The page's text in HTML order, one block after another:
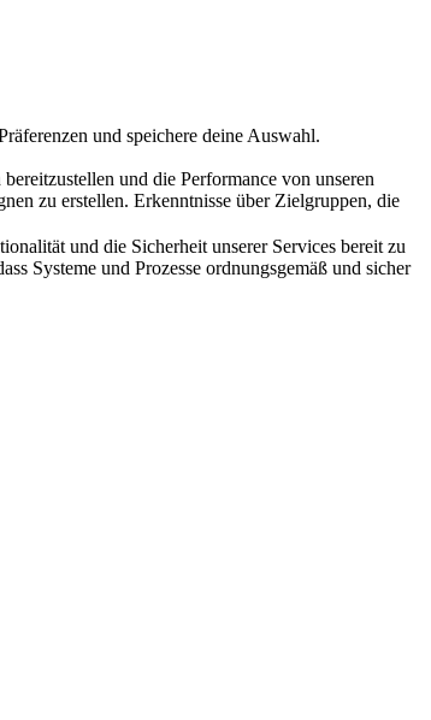
und speichere deine Auswahl.
und die Performance von unseren
zu erstellen. Erkenntnisse über Zielgruppen, die
und die Sicherheit unserer Services bereit zu
Systeme und Prozesse ordnungsgemäß und sicher